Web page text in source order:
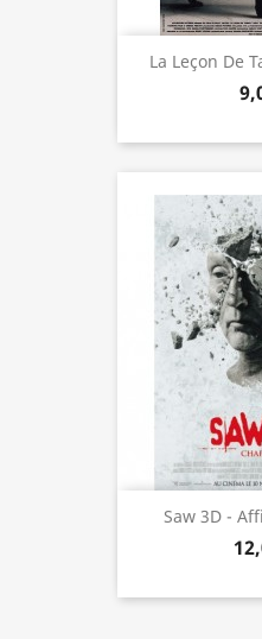
La Leçon De
Saw 3D -